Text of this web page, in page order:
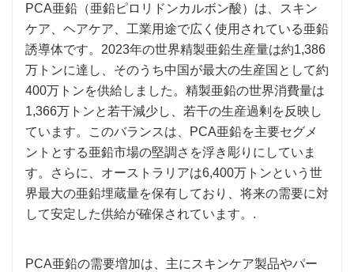
PCA亜鉛（亜鉛ピロリドンカルボン酸）は、スキン
ケア、ヘアケア、工業用途で広く使用されている亜鉛
誘導体です。2023年の世界精製亜鉛生産量は約1,386
万トンに達し、そのうち中国が最大の生産国として約
400万トンを供給しました。精製亜鉛の世界消費量は
1,366万トンと若干減少し、若干の生産過剰を反映し
ています。このバランスは、PCA亜鉛を主要セグメ
ントとする亜鉛市場の堅調さを浮き彫りにしていま
す。さらに、オーストラリアは6,400万トンという世
界最大の亜鉛埋蔵量を保有しており、将来の需要に対
して安定した供給が確保されています。.
PCA亜鉛の需要増加は、主にスキンケア製品やパー